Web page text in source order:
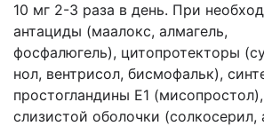
10 мг 2-3 раза в день. При
антациды (маалокс, алмагель,
фосфалюгель), цитопротекторы
нол, вентрисол, бисмофальк),
простогландины Е1
слизистой оболочки (солкосерил,